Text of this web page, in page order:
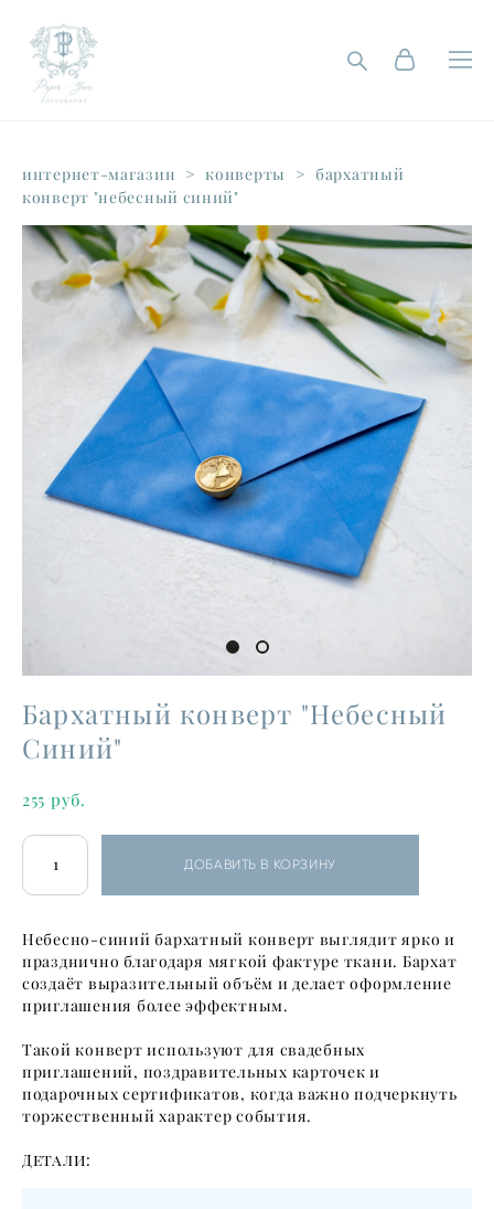
интернет-магазин > конверты >
бархатный
конверт "небесный синий"
Бархатный конверт "Небесный
Синий"
255 pуб.
ДОБАВИТЬ В КОРЗИНУ
Небесно-синий бархатный конверт выглядит ярко и
празднично благодаря мягкой фактуре ткани. Бархат
создаёт выразительный объём и делает оформление
приглашения более эффектным.
Такой конверт используют для свадебных
приглашений, поздравительных карточек и
подарочных сертификатов, когда важно подчеркнуть
торжественный характер события.
Детали: